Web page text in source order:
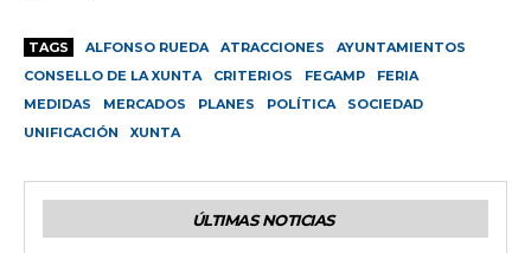
TAGS ALFONSO RUEDA ATRACCIONES
AYUNTAMIENTOS
CONSELLO DE LA XUNTA
CRITERIOS FEGAMP
FERIA
MEDIDAS
MERCADOS PLANES POLÍTICA
SOCIEDAD
UNIFICACIÓN
XUNTA
ÚLTIMAS NOTICIAS